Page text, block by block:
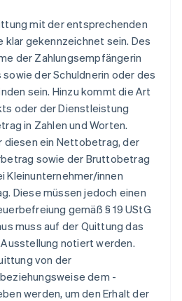
mit der entsprechenden
klar gekennzeichnet sein. Des
der Zahlungsempfängerin
der Schuldnerin oder des
sein. Hinzu kommt die Art
oder der Dienstleistung
in Zahlen und Worten.
diesen ein Nettobetrag, der
sowie der Bruttobetrag
Kleinunternehmer/innen
Diese müssen jedoch einen
gemäß § 19 UStG
muss auf der Quittung das
notiert werden.
von der
dem -
werden, um den Erhalt der